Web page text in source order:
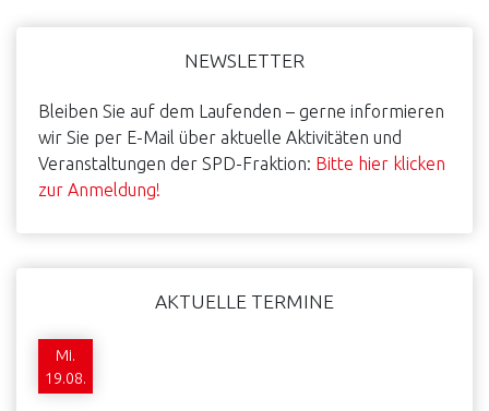
NEWSLETTER
Bleiben Sie auf dem Laufenden – gerne informieren
wir Sie per E-Mail über aktuelle Aktivitäten und
Veranstaltungen der SPD-Fraktion: Bitte hier klicken
zur Anmeldung!
AKTUELLE TERMINE
Mi.
19.08.